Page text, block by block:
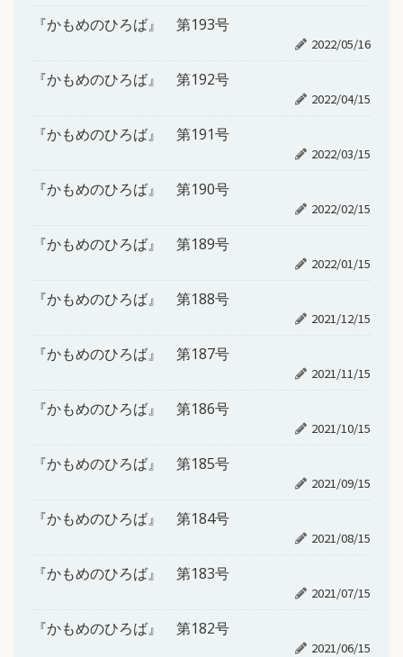
『かもめのひろば』 第193号
2022/05/16
『かもめのひろば』 第192号
2022/04/15
『かもめのひろば』 第191号
2022/03/15
『かもめのひろば』 第190号
2022/02/15
『かもめのひろば』 第189号
2022/01/15
『かもめのひろば』 第188号
2021/12/15
『かもめのひろば』 第187号
2021/11/15
『かもめのひろば』 第186号
2021/10/15
『かもめのひろば』 第185号
2021/09/15
『かもめのひろば』 第184号
2021/08/15
『かもめのひろば』 第183号
2021/07/15
『かもめのひろば』 第182号
2021/06/15